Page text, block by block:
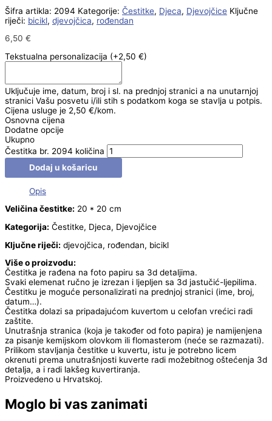
Šifra artikla: 2094 Kategorije: Čestitke, Djeca, Djevojčice Ključne
riječi: bicikl, djevojčica, rođendan
6,50 €
Tekstualna personalizacija (+2,50 €)
Uključuje ime, datum, broj i sl. na prednjoj stranici a na unutarnjoj
stranici Vašu posvetu i/ili stih s podatkom koga se stavlja u potpis.
Cijena usluge je 2,50 €/kom.
Osnovna cijena
Dodatne opcije
Ukupno
Čestitka br. 2094 količina
Dodaj u košaricu
Opis
Veličina čestitke: 20 * 20 cm
Kategorija: Čestitke, Djeca, Djevojčice
Ključne riječi: djevojčica, rođendan, bicikl
Više o proizvodu:
Čestitka je rađena na foto papiru sa 3d detaljima.
Svaki elemenat ručno je izrezan i ljepljen sa 3d jastučić-ljepilima.
Čestitku je moguće personalizirati na prednjoj stranici (ime, broj,
datum…).
Čestitka dolazi sa pripadajućom kuvertom u celofan vrećici radi
zaštite.
Unutrašnja stranica (koja je također od foto papira) je namijenjena
za pisanje kemijskom olovkom ili flomasterom (neće se razmazati).
Prilikom stavljanja čestitke u kuvertu, istu je potrebno licem
okrenuti prema unutrašnjosti kuverte radi možebitnog oštećenja 3d
detalja, a i radi lakšeg kuvertiranja.
Proizvedeno u Hrvatskoj.
Moglo bi vas zanimati